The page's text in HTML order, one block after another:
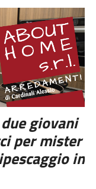
giovani
per mister
in